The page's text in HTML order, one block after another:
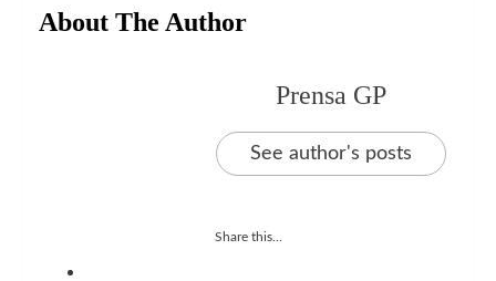
About The Author
Prensa GP
See author's posts
Share this...